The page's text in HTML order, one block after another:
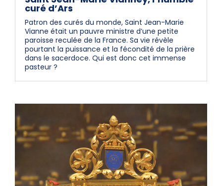
curé d’Ars
Patron des curés du monde, Saint Jean-Marie
Vianne était un pauvre ministre d’une petite
paroisse reculée de la France. Sa vie révèle
pourtant la puissance et la fécondité de la prière
dans le sacerdoce. Qui est donc cet immense
pasteur ?